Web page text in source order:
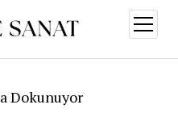
aç
Dokunuyor